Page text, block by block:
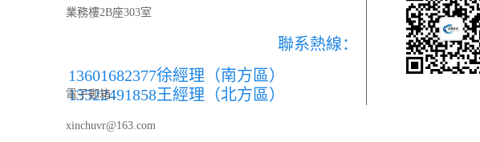
業務樓2B座303室
聯系熱線：
13601682377徐經理（南方區）
13522491858王經理（北方區）
電子郵箱：
xinchuvr@163.com